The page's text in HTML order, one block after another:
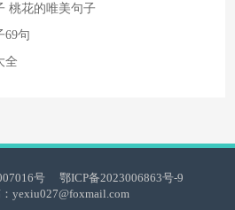
桃花的唯美句子
69句
全
号
鄂ICP备2023006863号-9
yexiu027@foxmail.com